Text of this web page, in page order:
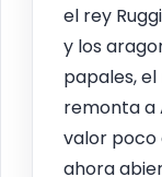
el rey
y los
papales,
remonta a
valor poco
ahora